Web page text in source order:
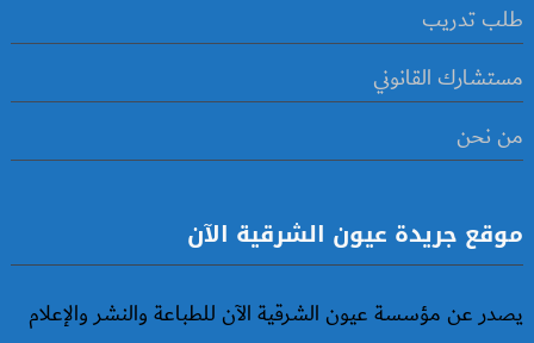
طلب تدريب
مستشارك القانوني
من نحن
موقع جريدة عيون الشرقية الآن
يصدر عن مؤسسة عيون الشرقية الآن للطباعة والنشر والإعلام